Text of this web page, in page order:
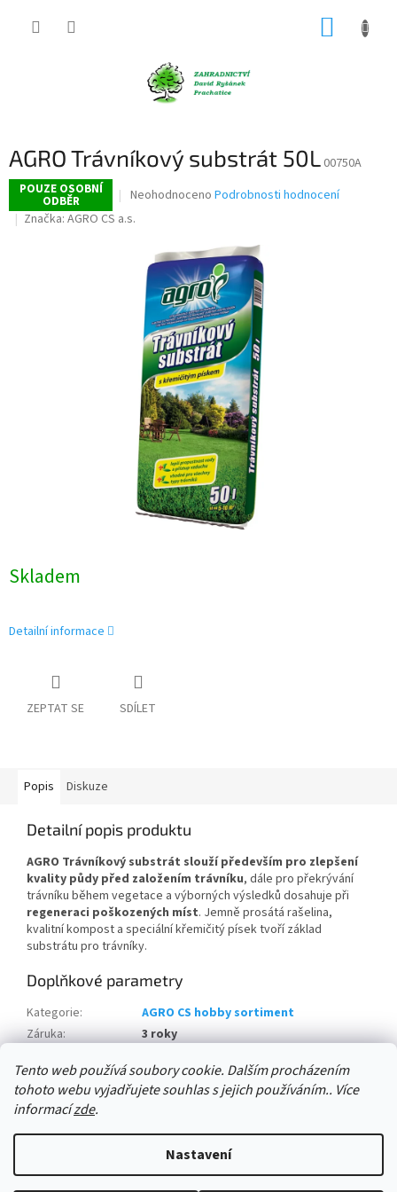
Tento web používá soubory cookie. Dalším procházením
tohoto webu vyjadřujete souhlas s jejich používáním.. Více
informacízde.
Nastavení
AGRO Trávníkový substrát 50L 00750A
POUZE OSOBNÍ
ODBĚR
Průměrné
produktu
hvězdiček.
Neohodnoceno Podrobnosti hodnocení
Značka: AGRO CS a.s.
Skladem
Detailní informace
ZEPTAT SE SDÍLET
Popis Diskuze
Detailní popis produktu
AGRO Trávníkový substrát slouží především pro zlepšení
kvality půdy před založením trávníku, dále pro překrývání
trávníku během vegetace a výborných výsledků dosahuje při
regeneraci poškozených míst. Jemně prosátá rašelina,
kvalitní kompost a speciální křemičitý písek tvoří základ
substrátu pro trávníky.
Doplňkové parametry
Kategorie:
AGRO CS hobby sortiment
Záruka:
3 roky